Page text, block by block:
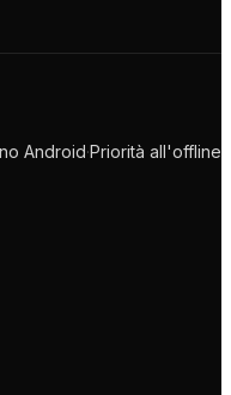
Android·Priorità all'offline